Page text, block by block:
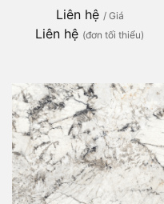
Liên hệ / Giá
Liên hệ (đơn tối thiểu)